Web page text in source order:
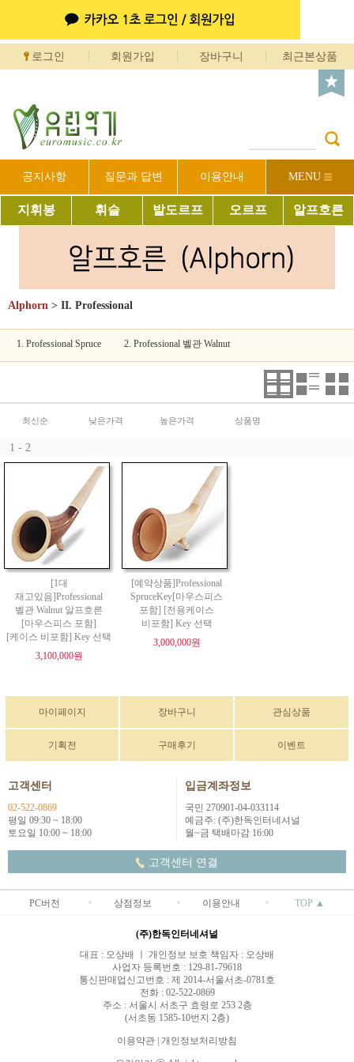
로그인 회원가입 장바구니 최근본상품
공지사항 질문과 답변 이용안내 MENU
지휘봉 휘슬 발도르프 오르프 알프호른
Alphorn > II. Professional
1. Professional Spruce 2. Professional 벨관 Walnut
최신순 낮은가격 높은가격 상품명
1 - 2
[1대
재고있음]Professional
벨관 Walnut 알프호른
[마우스피스 포함]
[케이스 비포함] Key 선택
3,100,000원
[예약상품]Professional
SpruceKey[마우스피스
포함] [전용케이스
비포함] Key 선택
3,000,000원
마이페이지 장바구니 관심상품
기획전 구매후기 이벤트
고객센터
02-522-0869
평일 09:30 ~ 18:00
토요일 10:00 ~ 18:00
입금계좌정보
국민 270901-04-033114
예금주: (주)한독인터네셔널
월~금 택배마감 16:00
고객센터 연결
PC버전 상점정보 이용안내 TOP ▲
(주)한독인터네셔널
대표 : 오상배 ㅣ 개인정보 보호 책임자 : 오상배
사업자 등록번호 : 129-81-79618
통신판매업신고번호 : 제 2014-서울서초-0781호
전화 : 02-522-0869
주소 : 서울시 서초구 효령로 253 2층
(서초동 1585-10번지 2층)
이용약관 개인정보처리방침